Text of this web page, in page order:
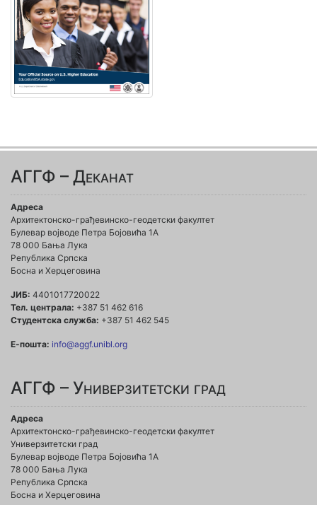
АГГФ – Деканат
Адреса
Архитектонско-грађевинско-геодетски факултет
Булевар војводе Петра Бојовића 1A
78 000 Бања Лука
Република Српска
Босна и Херцеговина
ЈИБ: 4401017720022
Тел. централа: +387 51 462 616
Студентска служба: +387 51 462 545
Е-пошта: info@aggf.unibl.org
АГГФ – Универзитетски град
Адреса
Архитектонско-грађевинско-геодетски факултет
Универзитетски град
Булевар војводе Петра Бојовића 1A
78 000 Бања Лука
Република Српска
Босна и Херцеговина